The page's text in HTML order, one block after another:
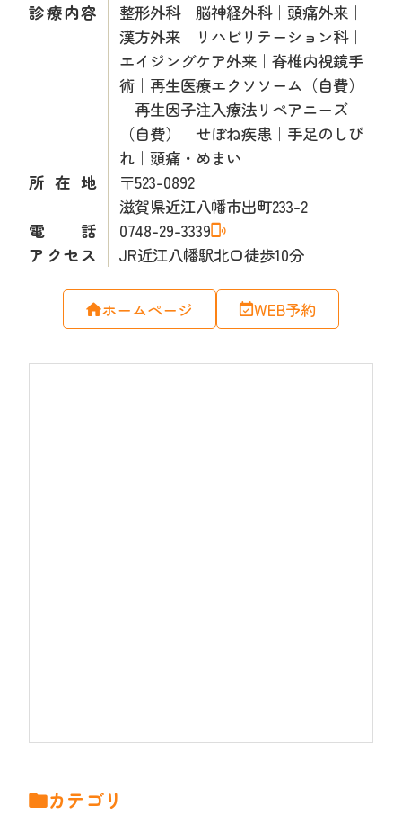
診療内容
整形外科｜脳神経外科｜頭痛外来｜
漢方外来｜リハビリテーション科｜
エイジングケア外来｜脊椎内視鏡手
術｜再生医療エクソソーム（自費）
｜再生因子注入療法リペアニーズ
（自費）｜せぼね疾患｜手足のしび
れ｜頭痛・めまい
所在地
〒523-0892
滋賀県近江八幡市出町233-2
電話
0748-29-3339
アクセス
JR近江八幡駅北口徒歩10分
ホームページ WEB予約
カテゴリ